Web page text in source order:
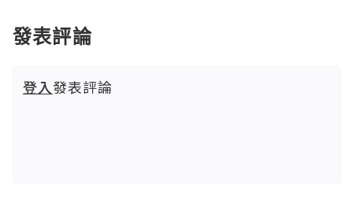
發表評論
登入發表評論